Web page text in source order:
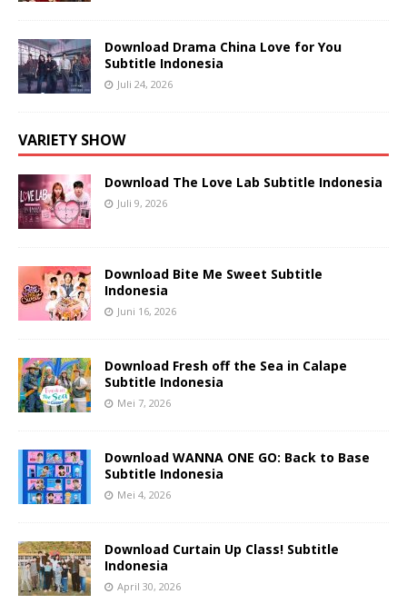
Download Drama China Love for You
Subtitle Indonesia
Juli 24, 2026
VARIETY SHOW
Download The Love Lab Subtitle Indonesia
Juli 9, 2026
Download Bite Me Sweet Subtitle
Indonesia
Juni 16, 2026
Download Fresh off the Sea in Calape
Subtitle Indonesia
Mei 7, 2026
Download WANNA ONE GO: Back to Base
Subtitle Indonesia
Mei 4, 2026
Download Curtain Up Class! Subtitle
Indonesia
April 30, 2026